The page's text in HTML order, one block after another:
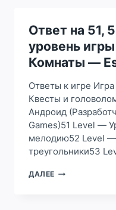
50
УРОВЕНЬ
ИГРЫ
ИГРА
ПОБЕГ
КОМНАТЫ
—
ESCAPEROOM
Ответ на 51,
уровень
Комнаты —
Ответы к игре
Квесты и
Андроид
Games)51 Level —
мелодию52 Level —
треугольники53
ДАЛЕЕ ОТВЕТ